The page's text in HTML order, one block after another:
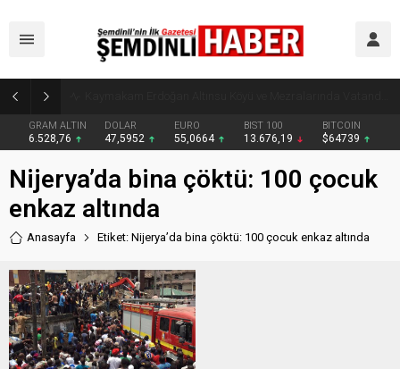
GRAM ALTIN
6.528,76
DOLAR
47,5952
EURO
55,0664
BIST 100
13.676,19
BITCOIN
$64739
Nijerya’da bina çöktü: 100 çocuk
enkaz altında
Anasayfa Etiket: Nijerya’da bina çöktü: 100 çocuk enkaz altında